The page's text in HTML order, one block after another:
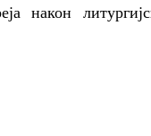
након